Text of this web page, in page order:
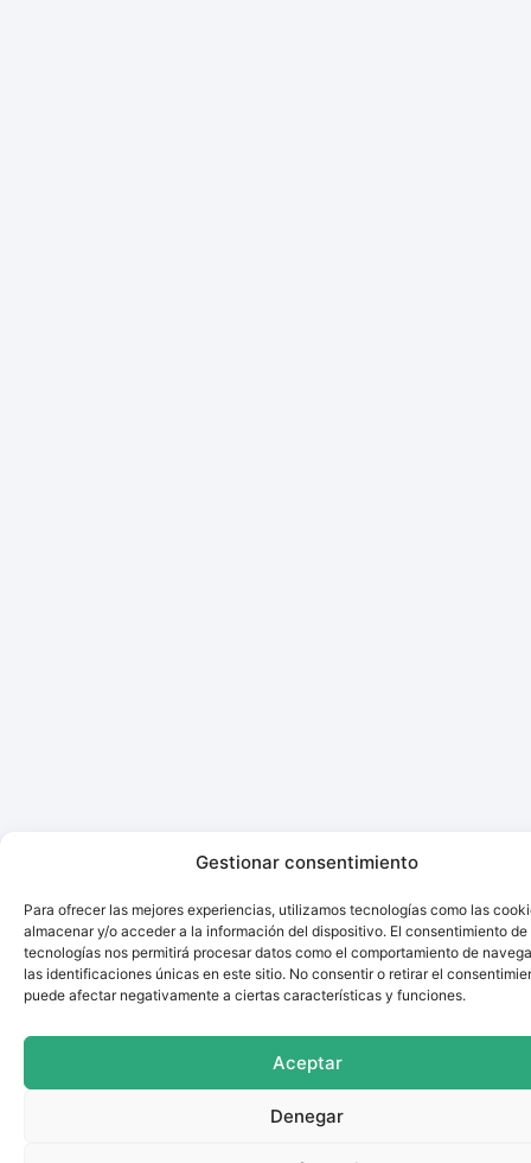
Gestionar consentimiento
Para ofrecer las mejores experiencias, utilizamos tecnologías como las
almacenar y/o acceder a la información del dispositivo. El consentimiento de
tecnologías nos permitirá procesar datos como el comportamiento de
las identificaciones únicas en este sitio. No consentir o retirar el
puede afectar negativamente a ciertas características y funciones.
Aceptar
Denegar